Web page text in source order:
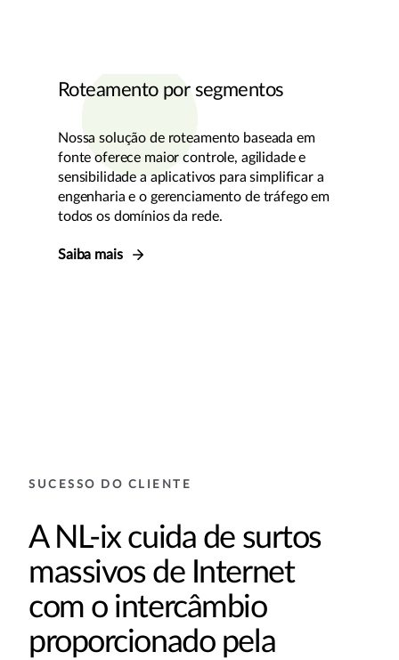
Roteamento por segmentos
Nossa solução de roteamento baseada em
fonte oferece maior controle, agilidade e
sensibilidade a aplicativos para simplificar a
engenharia e o gerenciamento de tráfego em
todos os domínios da rede.
Saiba mais
SUCESSO DO CLIENTE
A NL-ix cuida de surtos
massivos de Internet
com o intercâmbio
proporcionado pela